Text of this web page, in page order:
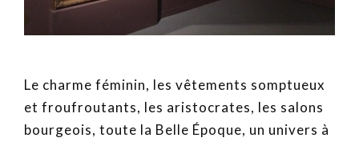
Le charme féminin, les vêtements somptueux
et froufroutants, les aristocrates, les salons
bourgeois, toute la Belle Époque, un univers à